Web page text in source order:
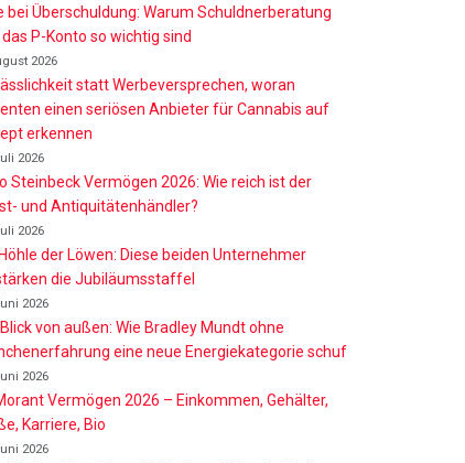
bei Überschuldung: Warum Schuldnerberatung
P-Konto so wichtig sind
2026
statt Werbeversprechen, woran
einen seriösen Anbieter für Cannabis auf
erkennen
2026
Steinbeck Vermögen 2026: Wie reich ist der
und Antiquitätenhändler?
2026
der Löwen: Diese beiden Unternehmer
die Jubiläumsstaffel
2026
Blick von außen: Wie Bradley Mundt ohne
eine neue Energiekategorie schuf
2026
Vermögen 2026 – Einkommen, Gehälter,
Karriere, Bio
2026